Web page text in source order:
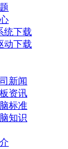
统下载
动下载
新闻
资讯
标准
知识